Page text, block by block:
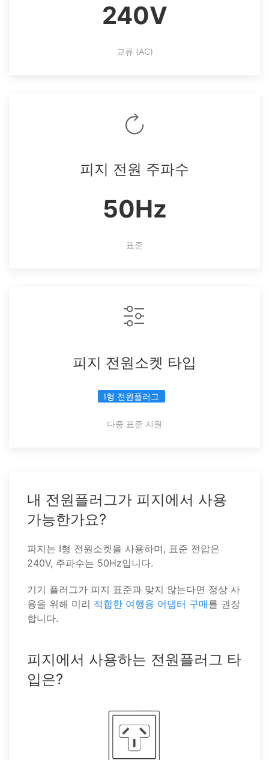
240V
교류 (AC)
피지 전원 주파수
50Hz
표준
피지 전원소켓 타입
I형 전원플러그
다중 표준 지원
내 전원플러그가 피지에서 사용
가능한가요?
피지는 I형 전원소켓을 사용하며, 표준 전압은
240V, 주파수는 50Hz입니다.
기기 플러그가 피지 표준과 맞지 않는다면 정상 사
용을 위해 미리 적합한 여행용 어댑터 구매를 권장
합니다.
피지에서 사용하는 전원플러그 타
입은?